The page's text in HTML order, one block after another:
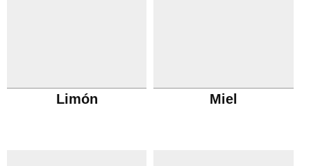
Limón Miel